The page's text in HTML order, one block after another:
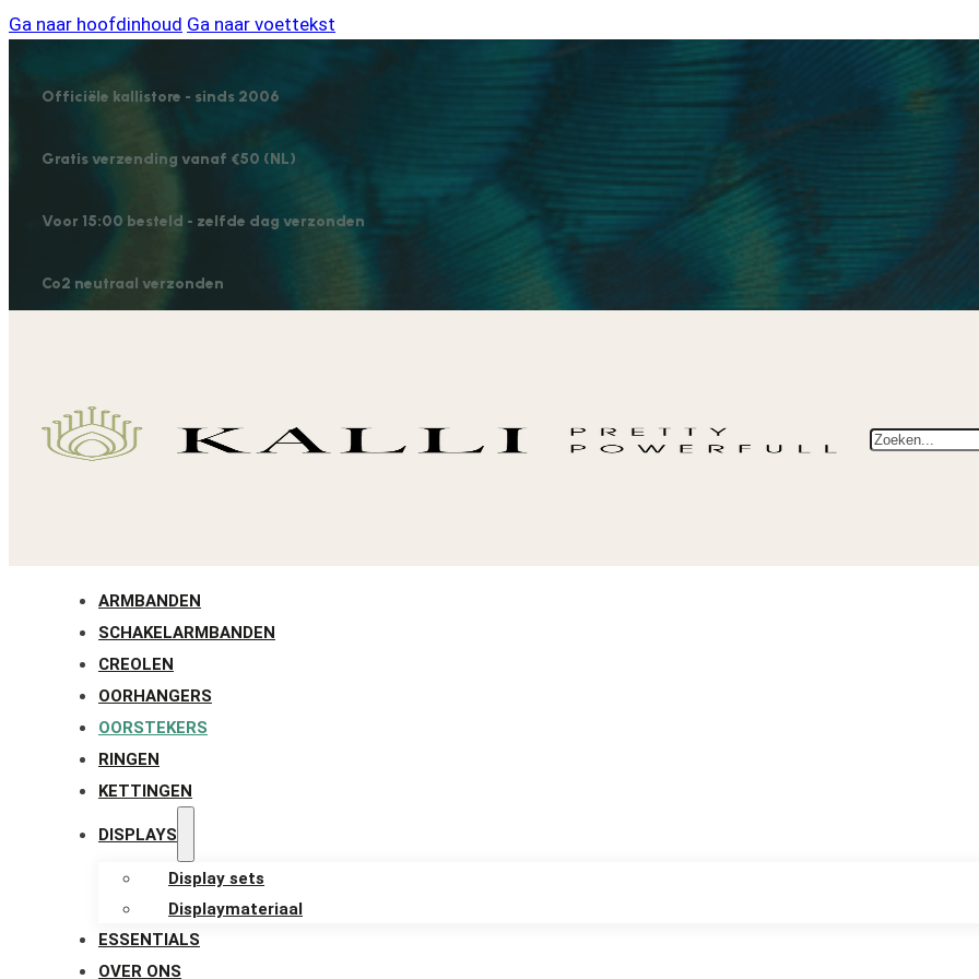
Ga naar hoofdinhoud Ga naar voettekst
Officiële kallistore - sinds 2006
Gratis verzending vanaf €50 (NL)
Voor 15:00 besteld - zelfde dag verzonden
Co2 neutraal verzonden
Zoeken
ARMBANDEN
SCHAKELARMBANDEN
CREOLEN
OORHANGERS
OORSTEKERS
RINGEN
KETTINGEN
DISPLAYS
Display sets
Displaymateriaal
ESSENTIALS
OVER ONS